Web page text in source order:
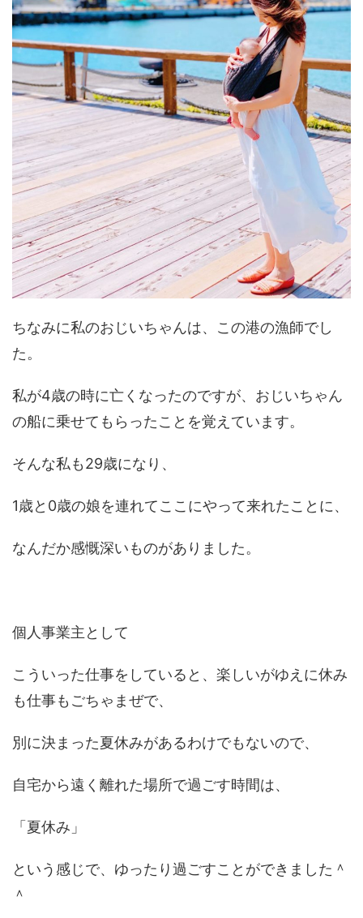
ちなみに私のおじいちゃんは、この港の漁師でし
た。
私が4歳の時に亡くなったのですが、おじいちゃん
の船に乗せてもらったことを覚えています。
そんな私も29歳になり、
1歳と0歳の娘を連れてここにやって来れたことに、
なんだか感慨深いものがありました。
個人事業主として
こういった仕事をしていると、楽しいがゆえに休み
も仕事もごちゃまぜで、
別に決まった夏休みがあるわけでもないので、
自宅から遠く離れた場所で過ごす時間は、
「夏休み」
という感じで、ゆったり過ごすことができました＾
＾